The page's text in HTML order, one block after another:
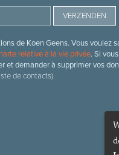
de Koen Geens. Vous voulez
relative à la vie privée. Si
et demander à supprimer vos
de contacts).